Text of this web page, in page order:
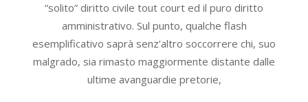
“solito” diritto civile tout court ed il puro diritto
amministrativo. Sul punto, qualche flash
esemplificativo saprà senz’altro soccorrere chi, suo
malgrado, sia rimasto maggiormente distante dalle
ultime avanguardie pretorie,